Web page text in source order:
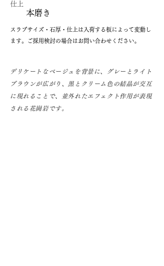
仕上
本磨き
​スラブサイズ・石厚・仕上は入荷する板によって変動し
ます。ご採用検討の場合はお問い合わせください。
デリケートなベージュを背景に、グレーとライト
ブラウンが広がり、黒とクリーム色の結晶が交互
に現れることで、並外れたエフェクト作用が表現
される花崗岩です。